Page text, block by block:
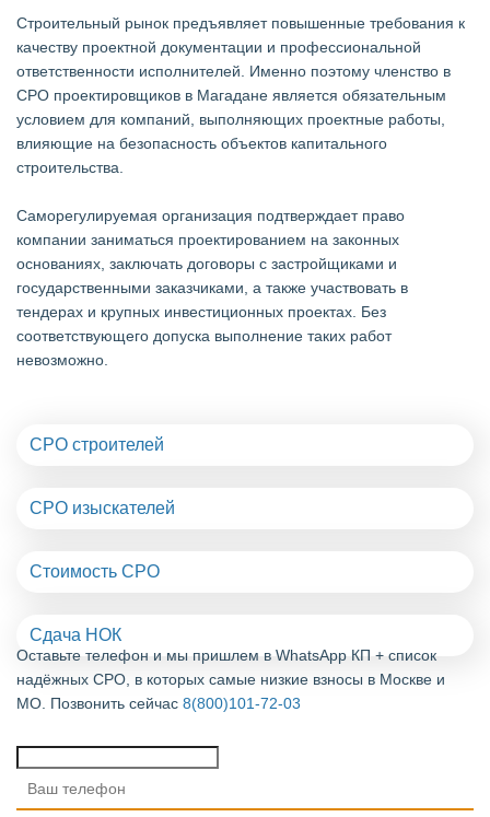
Строительный рынок предъявляет повышенные требования к
качеству проектной документации и профессиональной
ответственности исполнителей. Именно поэтому членство в
СРО проектировщиков в Магадане является обязательным
условием для компаний, выполняющих проектные работы,
влияющие на безопасность объектов капитального
строительства.
Саморегулируемая организация подтверждает право
компании заниматься проектированием на законных
основаниях, заключать договоры с застройщиками и
государственными заказчиками, а также участвовать в
тендерах и крупных инвестиционных проектах. Без
соответствующего допуска выполнение таких работ
невозможно.
СРО строителей
СРО изыскателей
Стоимость СРО
Сдача НОК
Оставьте телефон и мы пришлем в WhatsApp КП + список
надёжных СРО, в которых самые низкие взносы в Москве и
МО. Позвонить сейчас 8(800)101-72-03